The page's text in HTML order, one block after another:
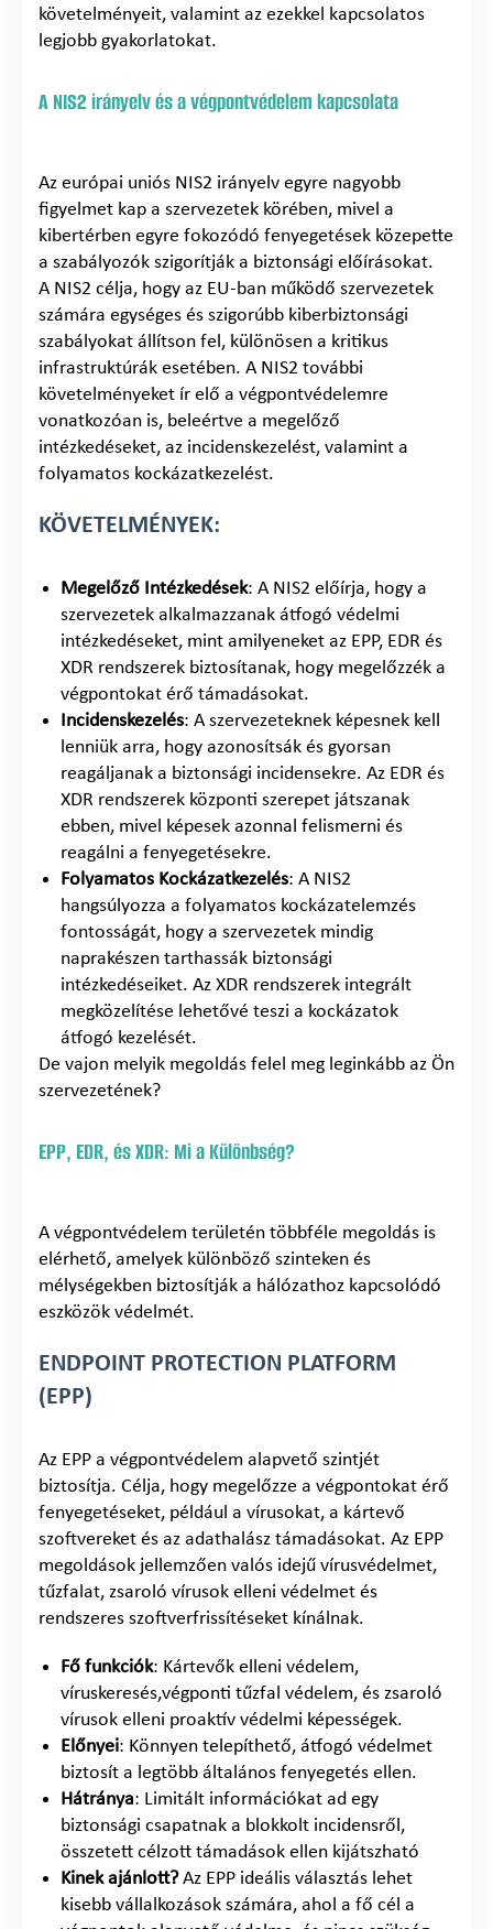
követelményeit, valamint az ezekkel kapcsolatos
legjobb gyakorlatokat.
A NIS2 irányelv és a végpontvédelem kapcsolata
Az európai uniós NIS2 irányelv egyre nagyobb
figyelmet kap a szervezetek körében, mivel a
kibertérben egyre fokozódó fenyegetések közepette
a szabályozók szigorítják a biztonsági előírásokat.
A NIS2 célja, hogy az EU-ban működő szervezetek
számára egységes és szigorúbb kiberbiztonsági
szabályokat állítson fel, különösen a kritikus
infrastruktúrák esetében. A NIS2 további
követelményeket ír elő a végpontvédelemre
vonatkozóan is, beleértve a megelőző
intézkedéseket, az incidenskezelést, valamint a
folyamatos kockázatkezelést.
KÖVETELMÉNYEK:
Megelőző Intézkedések: A NIS2 előírja, hogy a
szervezetek alkalmazzanak átfogó védelmi
intézkedéseket, mint amilyeneket az EPP, EDR és
XDR rendszerek biztosítanak, hogy megelőzzék a
végpontokat érő támadásokat.
Incidenskezelés: A szervezeteknek képesnek kell
lenniük arra, hogy azonosítsák és gyorsan
reagáljanak a biztonsági incidensekre. Az EDR és
XDR rendszerek központi szerepet játszanak
ebben, mivel képesek azonnal felismerni és
reagálni a fenyegetésekre.
Folyamatos Kockázatkezelés: A NIS2
hangsúlyozza a folyamatos kockázatelemzés
fontosságát, hogy a szervezetek mindig
naprakészen tarthassák biztonsági
intézkedéseiket. Az XDR rendszerek integrált
megközelítése lehetővé teszi a kockázatok
átfogó kezelését.
De vajon melyik megoldás felel meg leginkább az Ön
szervezetének?
EPP, EDR, és XDR: Mi a Különbség?
A végpontvédelem területén többféle megoldás is
elérhető, amelyek különböző szinteken és
mélységekben biztosítják a hálózathoz kapcsolódó
eszközök védelmét.
ENDPOINT PROTECTION PLATFORM
(EPP)
Az EPP a végpontvédelem alapvető szintjét
biztosítja. Célja, hogy megelőzze a végpontokat érő
fenyegetéseket, például a vírusokat, a kártevő
szoftvereket és az adathalász támadásokat. Az EPP
megoldások jellemzően valós idejű vírusvédelmet,
tűzfalat, zsaroló vírusok elleni védelmet és
rendszeres szoftverfrissítéseket kínálnak.
Fő funkciók: Kártevők elleni védelem,
víruskeresés,végponti tűzfal védelem, és zsaroló
vírusok elleni proaktív védelmi képességek.
Előnyei: Könnyen telepíthető, átfogó védelmet
biztosít a legtöbb általános fenyegetés ellen.
Hátránya: Limitált információkat ad egy
biztonsági csapatnak a blokkolt incidensről,
összetett célzott támadások ellen kijátszható
Kinek ajánlott?Az EPP ideális választás lehet
kisebb vállalkozások számára, ahol a fő cél a